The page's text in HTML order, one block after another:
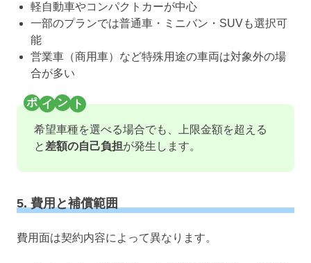
軽自動車やコンパクトカーが中心
一部のプランでは普通車・ミニバン・SUVも選択可
能
営業車（商用車）など特殊用途の車両は対象外の場
合が多い
希望車種を選べる場合でも、上限金額を超える
と 差額の自己負担が発生します。
5. 費用と補償範囲
費用面は契約内容によって異なります。